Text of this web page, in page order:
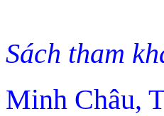
Sách tham
Minh Châu,